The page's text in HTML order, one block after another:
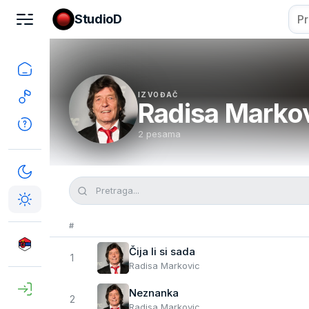
StudioD
IZVOĐAČ
Radisa
2 pesama
#
1 Čija li si sada
Radisa Markovic
2 Neznanka
Radisa Markovic